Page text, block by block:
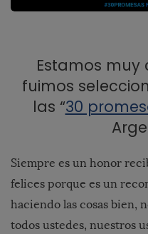
Estamos
fuimos
las “30
Siempre es un honor
felices porque es un
haciendo las cosas bien,
todos ustedes, nuestros